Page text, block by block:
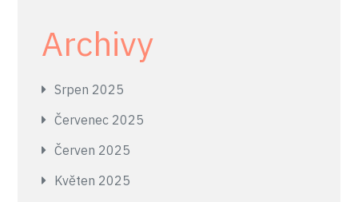
Archivy
Srpen 2025
Červenec 2025
Červen 2025
Květen 2025